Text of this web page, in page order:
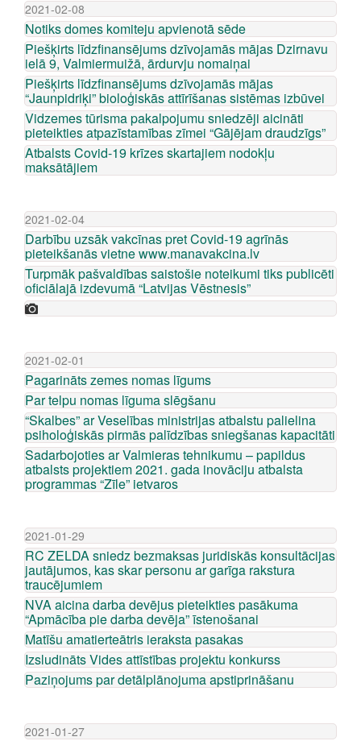
2021-02-08
Notiks domes komiteju apvienotā sēde
Piešķirts līdzfinansējums dzīvojamās mājas Dzirnavu
ielā 9, Valmiermuižā, ārdurvju nomaiņai
Piešķirts līdzfinansējums dzīvojamās mājas
“Jaunpidriķi” bioloģiskās attīrīšanas sistēmas izbūvei
Vidzemes tūrisma pakalpojumu sniedzēji aicināti
pieteikties atpazīstamības zīmei “Gājējam draudzīgs”
Atbalsts Covid-19 krīzes skartajiem nodokļu
maksātājiem
2021-02-04
Darbību uzsāk vakcīnas pret Covid-19 agrīnās
pieteikšanās vietne www.manavakcina.lv
Turpmāk pašvaldības saistošie noteikumi tiks publicēti
oficiālajā izdevumā “Latvijas Vēstnesis”
2021-02-01
Pagarināts zemes nomas līgums
Par telpu nomas līguma slēgšanu
“Skalbes” ar Veselības ministrijas atbalstu palielina
psiholoģiskās pirmās palīdzības sniegšanas kapacitāti
Sadarbojoties ar Valmieras tehnikumu – papildus
atbalsts projektiem 2021. gada inovāciju atbalsta
programmas “Zīle” ietvaros
2021-01-29
RC ZELDA sniedz bezmaksas juridiskās konsultācijas
jautājumos, kas skar personu ar garīga rakstura
traucējumiem
NVA aicina darba devējus pieteikties pasākuma
“Apmācība pie darba devēja” īstenošanai
Matīšu amatierteātris ieraksta pasakas
Izsludināts Vides attīstības projektu konkurss
Paziņojums par detālplānojuma apstiprināšanu
2021-01-27